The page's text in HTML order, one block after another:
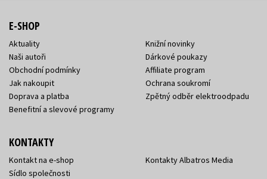
E-SHOP
Aktuality
Naši autoři
Obchodní podmínky
Jak nakoupit
Doprava a platba
Benefitní a slevové programy
Knižní novinky
Dárkové poukazy
Affiliate program
Ochrana soukromí
Zpětný odběr elektroodpadu
KONTAKTY
Kontakt na e-shop
Sídlo společnosti
Kontakty Albatros Media